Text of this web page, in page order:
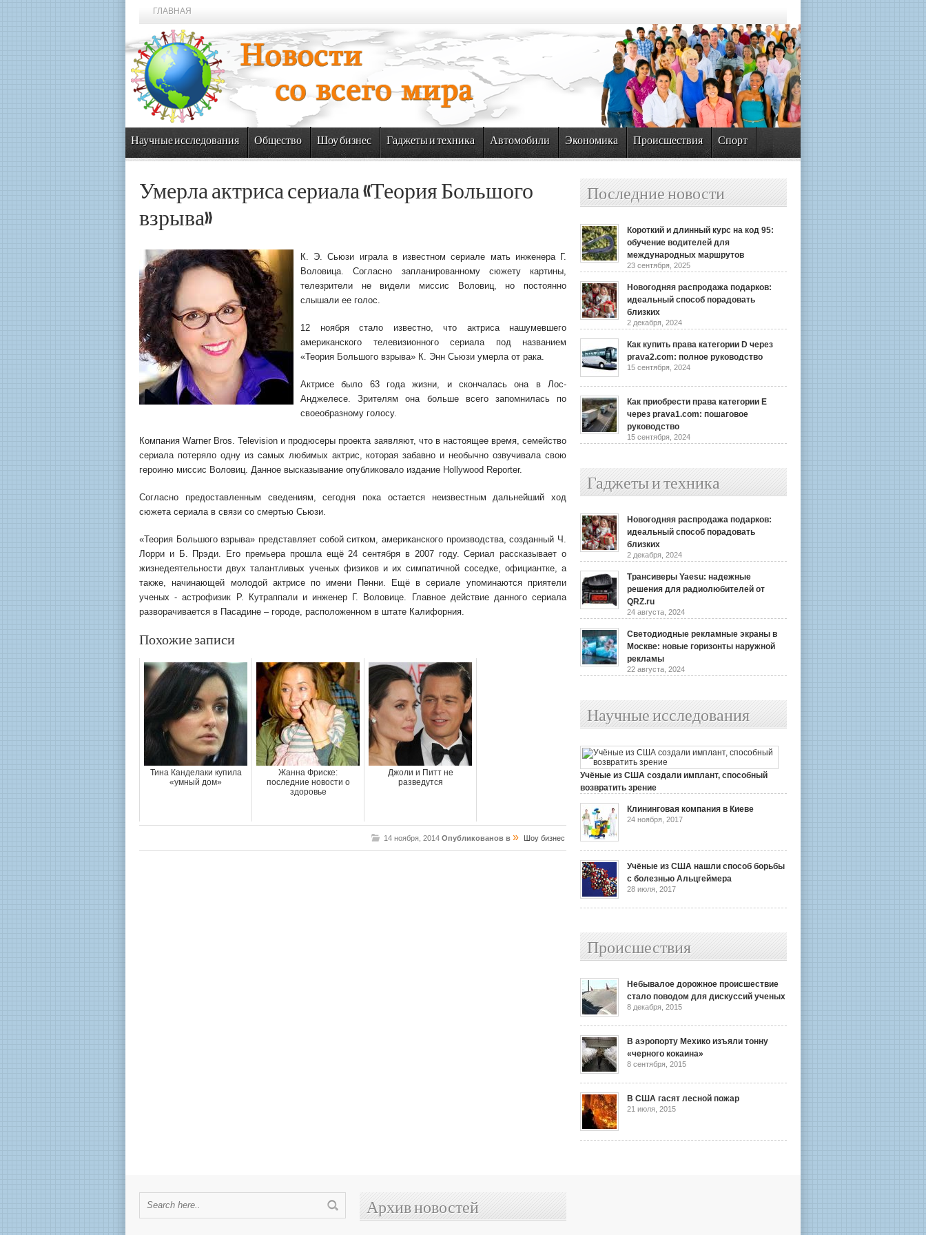
ГЛАВНАЯ
Научные исследования Общество Шоу бизнес Гаджеты и техника Автомобили Экономика Происшествия Спорт
Умерла актриса сериала «Теория Большого
взрыва»
К. Э. Сьюзи играла в известном сериале мать инженера Г.
Воловица. Согласно запланированному сюжету картины,
телезрители не видели миссис Воловиц, но постоянно
слышали ее голос.
12 ноября стало известно, что актриса нашумевшего
американского телевизионного сериала под названием
«Теория Большого взрыва» К. Энн Сьюзи умерла от рака.
Актрисе было 63 года жизни, и скончалась она в Лос-
Анджелесе. Зрителям она больше всего запомнилась по
своеобразному голосу.
Компания Warner Bros. Television и продюсеры проекта заявляют, что в настоящее время, семейство
сериала потеряло одну из самых любимых актрис, которая забавно и необычно озвучивала свою
героиню миссис Воловиц. Данное высказывание опубликовало издание Hollywood Reporter.
Согласно предоставленным сведениям, сегодня пока остается неизвестным дальнейший ход
сюжета сериала в связи со смертью Сьюзи.
«Теория Большого взрыва» представляет собой ситком, американского производства, созданный Ч.
Лорри и Б. Прэди. Его премьера прошла ещё 24 сентября в 2007 году. Сериал рассказывает о
жизнедеятельности двух талантливых ученых физиков и их симпатичной соседке, официантке, а
также, начинающей молодой актрисе по имени Пенни. Ещё в сериале упоминаются приятели
ученых - астрофизик Р. Кутраппали и инженер Г. Воловице. Главное действие данного сериала
разворачивается в Пасадине – городе, расположенном в штате Калифорния.
Похожие записи
Тина Канделаки купила
«умный дом»
Жанна Фриске:
последние новости о
здоровье
Джоли и Питт не
разведутся
14 ноября, 2014 Опубликованов в » Шоу бизнес
Последние новости
Короткий и длинный курс на код 95:
обучение водителей для
международных маршрутов
23 сентября, 2025
Новогодняя распродажа подарков:
идеальный способ порадовать
близких
2 декабря, 2024
Как купить права категории D через
prava2.com: полное руководство
15 сентября, 2024
Как приобрести права категории E
через prava1.com: пошаговое
руководство
15 сентября, 2024
Гаджеты и техника
Новогодняя распродажа подарков:
идеальный способ порадовать
близких
2 декабря, 2024
Трансиверы Yaesu: надежные
решения для радиолюбителей от
QRZ.ru
24 августа, 2024
Светодиодные рекламные экраны в
Москве: новые горизонты наружной
рекламы
22 августа, 2024
Научные исследования
Учёные из США создали имплант, способный
возвратить зрение
Клининговая компания в Киеве
24 ноября, 2017
Учёные из США нашли способ борьбы
с болезнью Альцгеймера
28 июля, 2017
Происшествия
Небывалое дорожное происшествие
стало поводом для дискуссий ученых
8 декабря, 2015
В аэропорту Мехико изъяли тонну
«черного кокаина»
8 сентября, 2015
В США гасят лесной пожар
21 июля, 2015
Архив новостей